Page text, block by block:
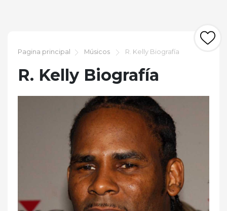
Pagina principal Músicos R. Kelly Biografía
R. Kelly Biografía